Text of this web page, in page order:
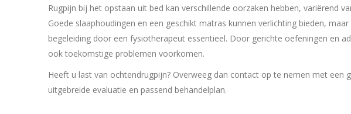
Rugpijn bij het opstaan uit bed kan verschillende oorzaken hebben, variërend
Goede slaaphoudingen en een geschikt matras kunnen verlichting bieden,
begeleiding door een fysiotherapeut essentieel. Door gerichte oefeningen en
ook toekomstige problemen voorkomen.
Heeft u last van ochtendrugpijn? Overweeg dan contact op te nemen met een
uitgebreide evaluatie en passend behandelplan.